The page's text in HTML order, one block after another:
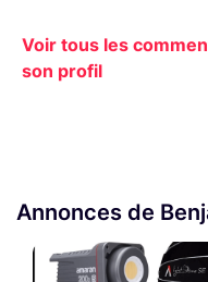
Voir tous les
son profil
Annonces de